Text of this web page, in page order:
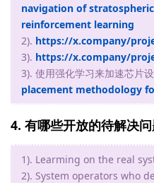
navigation of
reinforcement learning
2). https://x.company/
3). https://x.company/
3). 使用强化学习来加速芯片
placement methodology
4. 有哪些开放的待解决问
1). Learming on the real
2). System operators who